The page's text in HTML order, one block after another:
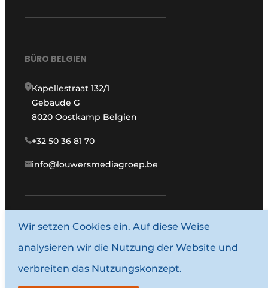
BÜRO BELGIEN
Kapellestraat 132/1
Gebäude G
8020 Oostkamp Belgien
+32 50 36 81 70
info@louwersmediagroep.be
www.louwersmediagroep.com
© 1987–2026 Louwersmediagroep.
Allgemeine Bedingungen und Konditionen
Wir setzen Cookies ein. Auf diese Weise
analysieren wir die Nutzung der Website und
verbreiten das Nutzungskonzept.